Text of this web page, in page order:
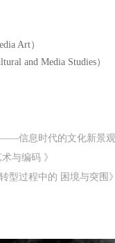
Art）
and Media Studies）
信息时代的文化新景观
与编码 》
型过程中的 困境与突围》
: 以中国商业广告档案库(